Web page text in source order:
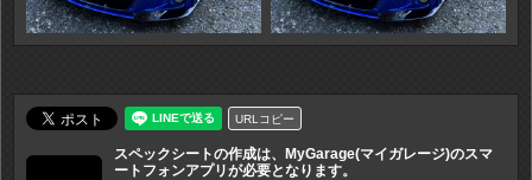
URLコピー
スペックシートの作成は、MyGarage(マイガレージ)のスマ
ートフォンアプリが必要となります。